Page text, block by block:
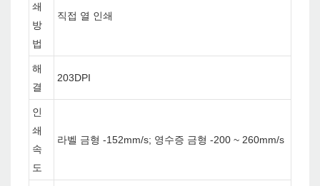
쇄
방
법
직접 열 인쇄
해
결
203DPI
인
쇄
속
도
라벨 금형 -152mm/s; 영수증 금형 -200 ~ 260mm/s